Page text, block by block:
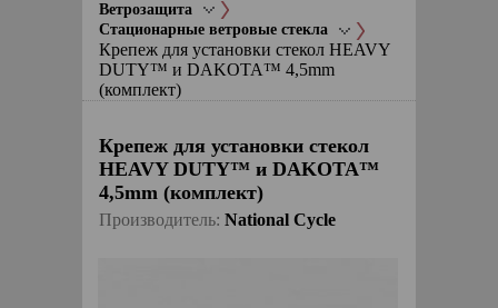
Ветрозащита
Стационарные ветровые стекла
Крепеж для установки стекол HEAVY
DUTY™ и DAKOTA™ 4,5mm
(комплект)
Крепеж для установки стекол
HEAVY DUTY™ и DAKOTA™
4,5mm (комплект)
Производитель: National Cycle